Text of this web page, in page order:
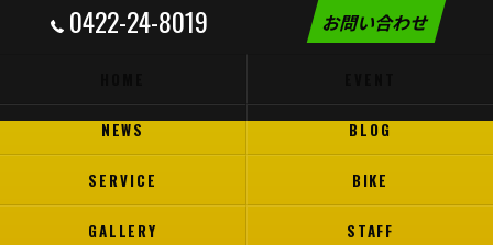
0422-24-8019 お問い合わせ
NEWS BLOG
SERVICE BIKE
GALLERY STAFF